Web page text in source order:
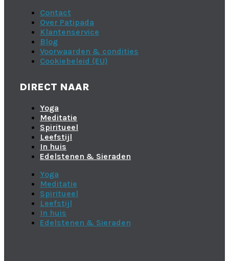
Contact
Over Patipada
Klantenservice
Blog
Voorwaarden & condities
Cookiebeleid (EU)
DIRECT NAAR
Yoga
Meditatie
Spiritueel
Leefstijl
In huis
Edelstenen & Sieraden
Yoga
Meditatie
Spiritueel
Leefstijl
In huis
Edelstenen & Sieraden